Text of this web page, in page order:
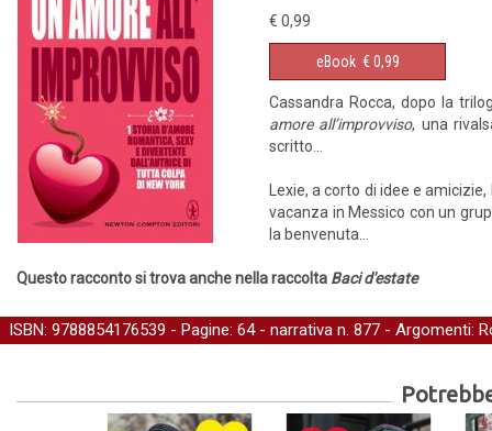
€ 0,99
eBook € 0,99
Cassandra Rocca, dopo la
amore all’improvviso, una
scritto…
Lexie, a corto di idee e
vacanza in Messico con un
la benvenuta…
Questo racconto si trova anche nella raccolta Baci d'estate
ISBN: 9788854176539 - Pagine: 64 - narrativa n. 877 - Argomenti: